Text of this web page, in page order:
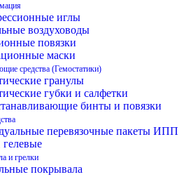
иглы
воздуховоды
повязки
маски
средства (Гемостатики)
гранулы
губки и салфетки
бинты и повязки
перевязочные пакеты ИПП
и грелки
покрывала